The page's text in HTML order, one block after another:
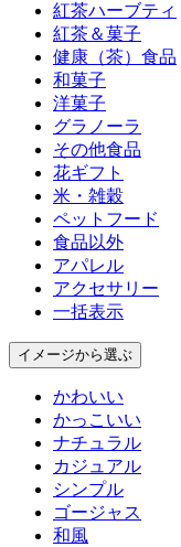
紅茶ハーブティ
紅茶＆菓子
健康（茶）食品
和菓子
洋菓子
グラノーラ
その他食品
花ギフト
米・雑穀
ペットフード
食品以外
アパレル
アクセサリー
一括表示
イメージから選ぶ
かわいい
かっこいい
ナチュラル
カジュアル
シンプル
ゴージャス
和風